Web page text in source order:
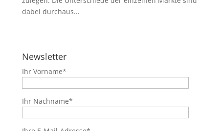
dabei durchaus...
Newsletter
Ihr Vorname*
Ihr Nachname*